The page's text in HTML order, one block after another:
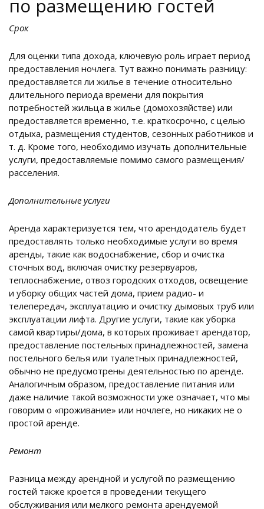
по размещению гостей
Срок
Для оценки типа дохода, ключевую роль играет период
предоставления ночлега. Тут важно понимать разницу:
предоставляется ли жилье в течение относительно
длительного периода времени для покрытия
потребностей жильца в жилье (домохозяйстве) или
предоставляется временно, т.е. краткосрочно, с целью
отдыха, размещения студентов, сезонных работников и
т. д. Кроме того, необходимо изучать дополнительные
услуги, предоставляемые помимо самого размещения/
расселения.
Дополнительные услуги
Аренда характеризуется тем, что арендодатель будет
предоставлять только необходимые услуги во время
аренды, такие как водоснабжение, сбор и очистка
сточных вод, включая очистку резервуаров,
теплоснабжение, отвоз городских отходов, освещение
и уборку общих частей дома, прием радио- и
телепередач, эксплуатацию и очистку дымовых труб или
эксплуатации лифта. Другие услуги, такие как уборка
самой квартиры/дома, в которых проживает арендатор,
предоставление постельных принадлежностей, замена
постельного белья или туалетных принадлежностей,
обычно не предусмотрены деятельностью по аренде.
Аналогичным образом, предоставление питания или
даже наличие такой возможности уже означает, что мы
говорим о «проживание» или ночлеге, но никаких не о
простой аренде.
Ремонт
Разница между арендной и услугой по размещению
гостей также кроется в проведении текущего
обслуживания или мелкого ремонта арендуемой